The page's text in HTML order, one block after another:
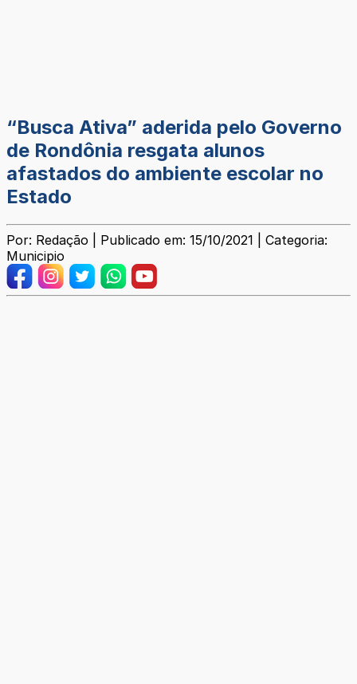
“Busca Ativa” aderida pelo Governo
de Rondônia resgata alunos
afastados do ambiente escolar no
Estado
Por: Redação | Publicado em: 15/10/2021 | Categoria:
Municipio